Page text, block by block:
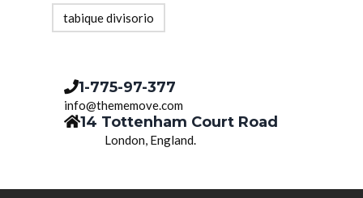
tabique divisorio
1-775-97-377
info@thememove.com
14 Tottenham Court Road
London, England.